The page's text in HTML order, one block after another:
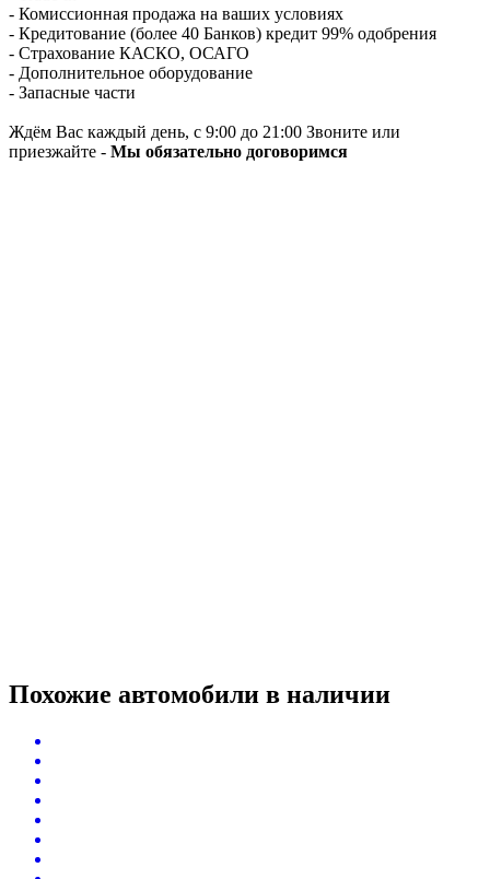
- Комиссионная продажа на ваших условиях
- Кредитование (более 40 Банков) кредит 99% одобрения
- Страхование КАСКО, ОСАГО
- Дополнительное оборудование
- Запасные части
Ждём Вас каждый день, с 9:00 до 21:00 Звоните или
приезжайте - Мы обязательно договоримся
Похожие автомобили в наличии